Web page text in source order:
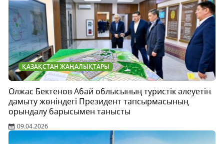
ҚАЗАҚСТАН ЖАҢАЛЫҚТАРЫ
Олжас Бектенов Абай облысының туристік әлеуетін
дамыту жөніндегі Президент тапсырмасының
орындалу барысымен танысты
09.04.2026